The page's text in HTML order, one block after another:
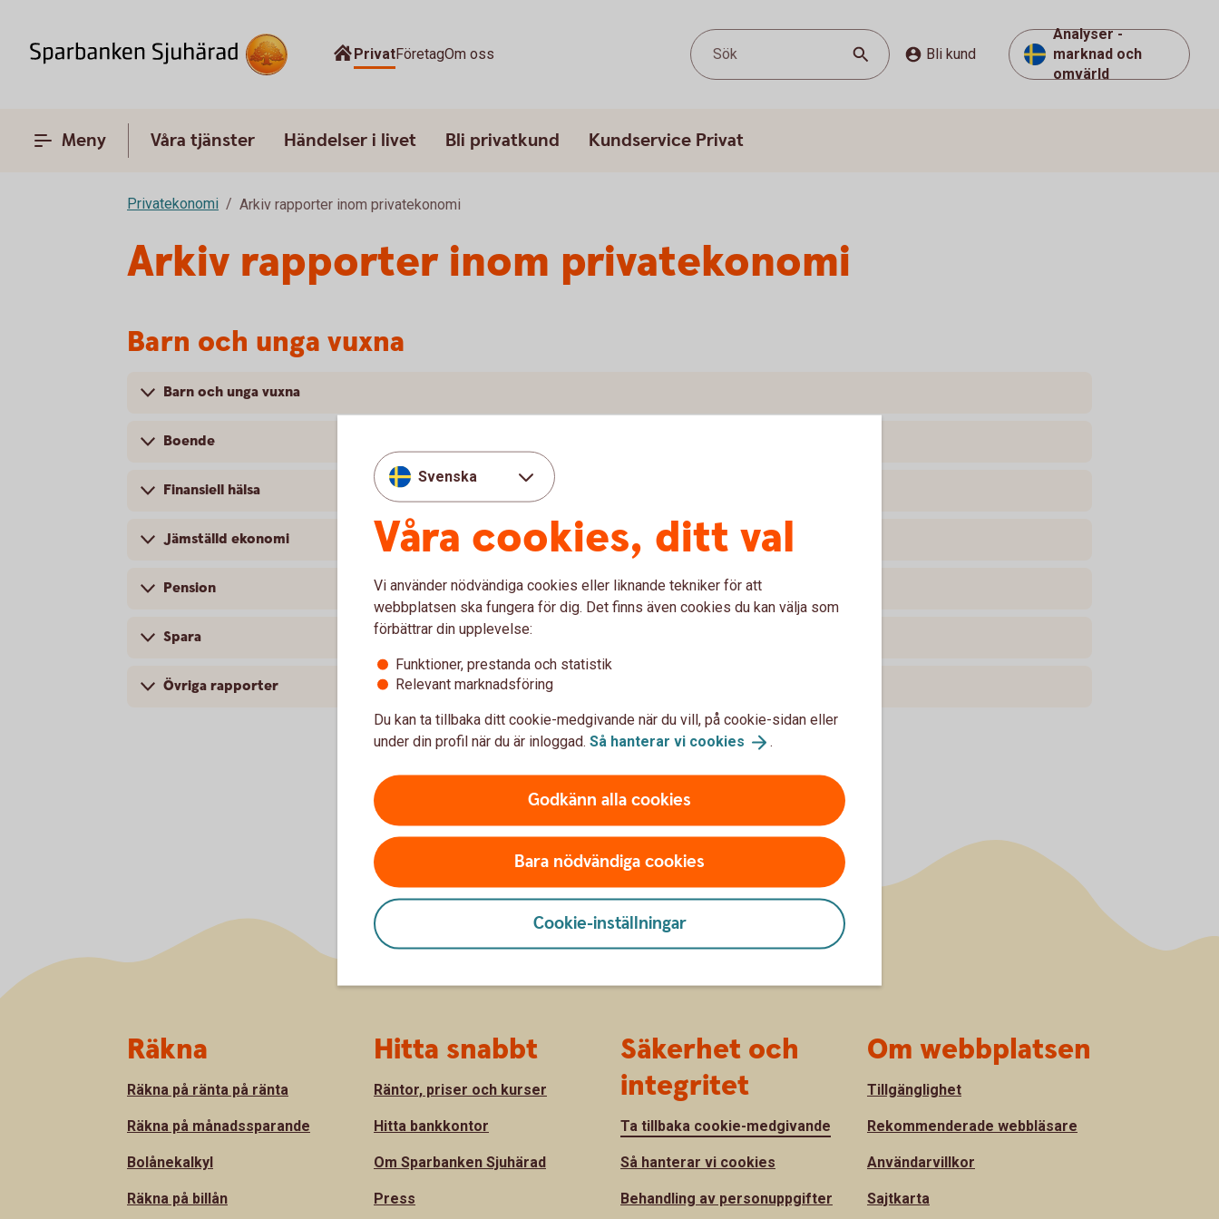
PrivatFöretagOm oss Sök Bli kund
Analyser -
marknad och
omvärld
Meny Våra tjänster Händelser i livet Bli privatkund Kundservice Privat
Privatekonomi Arkiv rapporter inom privatekonomi
Arkiv rapporter inom privatekonomi
Barn och unga vuxna
Barn och unga vuxna
Boende
Finansiell hälsa
Jämställd ekonomi
Pension
Spara
Övriga rapporter
Svenska
Våra cookies, ditt val
Vi använder nödvändiga cookies eller liknande tekniker för att
webbplatsen ska fungera för dig. Det finns även cookies du kan välja som
förbättrar din upplevelse:
Funktioner, prestanda och statistik
Relevant marknadsföring
Du kan ta tillbaka ditt cookie-medgivande när du vill, på cookie-sidan eller
under din profil när du är inloggad. Så hanterar vi cookies .
Godkänn alla cookies
Bara nödvändiga cookies
Cookie-inställningar
Räkna
Räkna på ränta på ränta
Räkna på månadssparande
Bolånekalkyl
Räkna på billån
Hitta snabbt
Räntor, priser och kurser
Hitta bankkontor
Om Sparbanken Sjuhärad
Press
Säkerhet och
integritet
Ta tillbaka cookie-medgivande
Så hanterar vi cookies
Behandling av personuppgifter
Om webbplatsen
Tillgänglighet
Rekommenderade webbläsare
Användarvillkor
Sajtkarta